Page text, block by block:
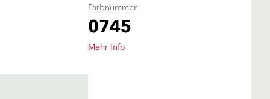
Farbnummer
0745
Mehr Info